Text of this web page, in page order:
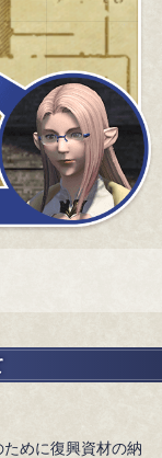
めに復興資材の納